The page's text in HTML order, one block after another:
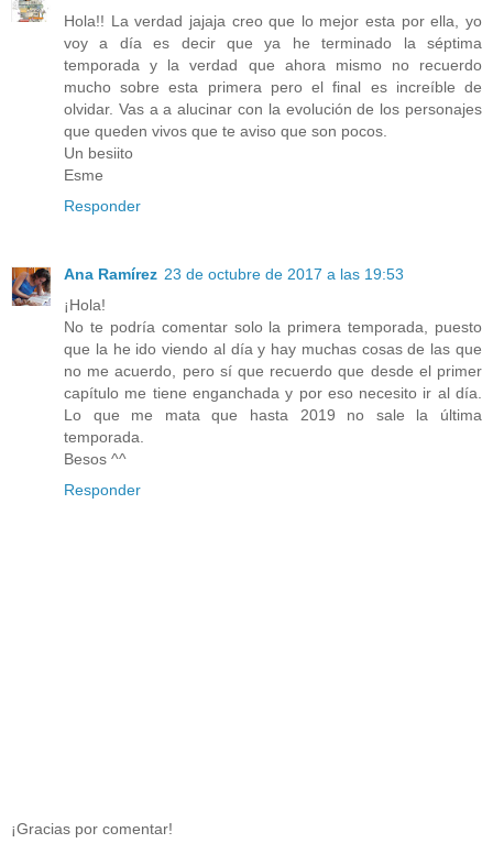
Hola!! La verdad jajaja creo que lo mejor esta por ella, yo
voy a día es decir que ya he terminado la séptima
temporada y la verdad que ahora mismo no recuerdo
mucho sobre esta primera pero el final es increíble de
olvidar. Vas a a alucinar con la evolución de los personajes
que queden vivos que te aviso que son pocos.
Un besiito
Esme
Responder
Ana Ramírez 23 de octubre de 2017 a las 19:53
¡Hola!
No te podría comentar solo la primera temporada, puesto
que la he ido viendo al día y hay muchas cosas de las que
no me acuerdo, pero sí que recuerdo que desde el primer
capítulo me tiene enganchada y por eso necesito ir al día.
Lo que me mata que hasta 2019 no sale la última
temporada.
Besos ^^
Responder
¡Gracias por comentar!